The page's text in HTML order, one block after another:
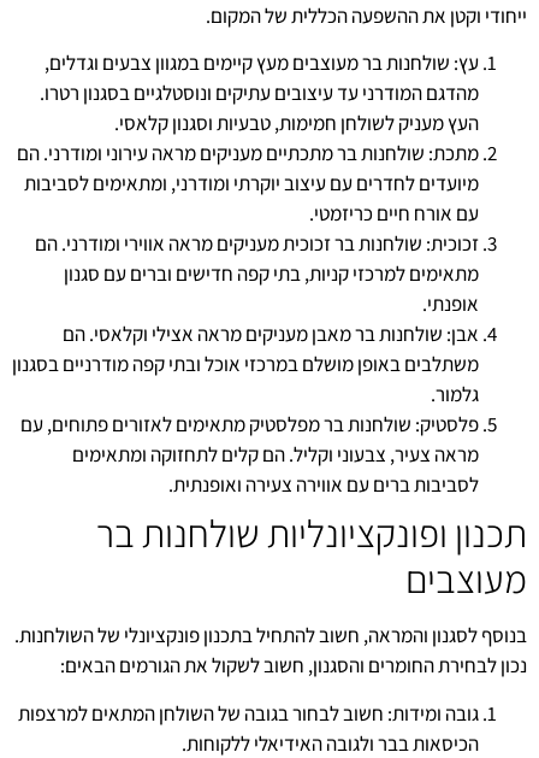
ייחודי וקטן את ההשפעה הכללית של המקום.
עץ: שולחנות בר מעוצבים מעץ קיימים במגוון צבעים וגדלים,
מהדגם המודרני עד עיצובים עתיקים ונוסטלגיים בסגנון רטרו.
העץ מעניק לשולחן חמימות, טבעיות וסגנון קלאסי.
מתכת: שולחנות בר מתכתיים מעניקים מראה עירוני ומודרני. הם
מיועדים לחדרים עם עיצוב יוקרתי ומודרני, ומתאימים לסביבות
עם אורח חיים כריזמטי.
זכוכית: שולחנות בר זכוכית מעניקים מראה אווירי ומודרני. הם
מתאימים למרכזי קניות, בתי קפה חדישים וברים עם סגנון
אופנתי.
אבן: שולחנות בר מאבן מעניקים מראה אצילי וקלאסי. הם
משתלבים באופן מושלם במרכזי אוכל ובתי קפה מודרניים בסגנון
גלמור.
פלסטיק: שולחנות בר מפלסטיק מתאימים לאזורים פתוחים, עם
מראה צעיר, צבעוני וקליל. הם קלים לתחזוקה ומתאימים
לסביבות ברים עם אווירה צעירה ואופנתית.
תכנון ופונקציונליות שולחנות בר
מעוצבים
בנוסף לסגנון והמראה, חשוב להתחיל בתכנון פונקציונלי של השולחנות.
נכון לבחירת החומרים והסגנון, חשוב לשקול את הגורמים הבאים:
גובה ומידות: חשוב לבחור בגובה של השולחן המתאים למרצפות
הכיסאות בבר ולגובה האידיאלי ללקוחות.